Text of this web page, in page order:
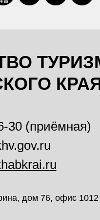
30 (приёмная)
ru
дом 76, офис 1012